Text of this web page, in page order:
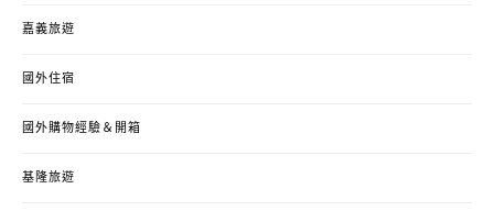
嘉義旅遊
國外住宿
國外購物經驗＆開箱
基隆旅遊